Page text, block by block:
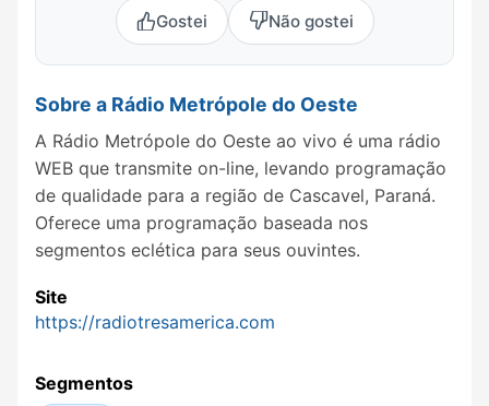
Gostei Não gostei
Sobre a Rádio Metrópole do Oeste
A Rádio Metrópole do Oeste ao vivo é uma rádio
WEB que transmite on-line, levando programação
de qualidade para a região de Cascavel, Paraná.
Oferece uma programação baseada nos
segmentos eclética para seus ouvintes.
Site
https://radiotresamerica.com
Segmentos